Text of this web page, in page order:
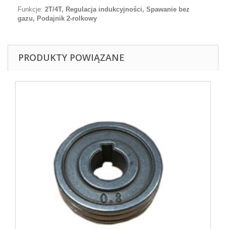
Funkcje: 2T/4T, Regulacja indukcyjności, Spawanie bez
gazu, Podajnik 2-rolkowy
PRODUKTY POWIĄZANE